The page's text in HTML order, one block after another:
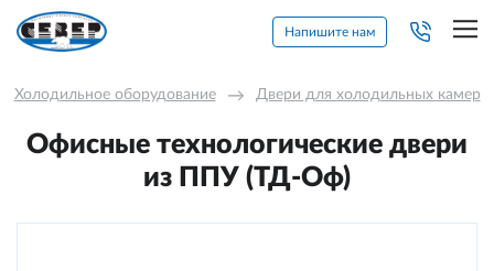
Напишите нам
Холодильное оборудование → Двери для холодильных камер
Офисные технологические двери
из ППУ (ТД-Оф)